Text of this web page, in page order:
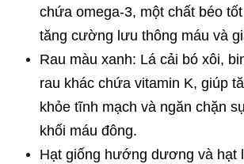
chứa omega-3, một chất béo
tăng cường lưu thông máu và
Rau màu xanh: Lá cải bó xôi,
rau khác chứa vitamin K, giúp
khỏe tĩnh mạch và ngăn chặn
khối máu đông.
Hạt giống hướng dương và hạt